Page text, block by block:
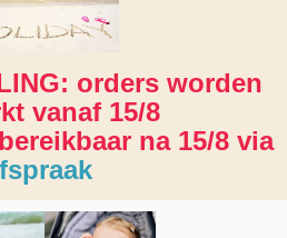
orders worden
vanaf 15/8
na 15/8 via